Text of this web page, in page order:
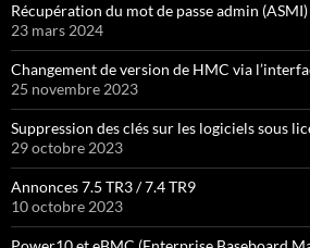
Récupération du mot de passe admin
23 mars 2024
Changement de version de HMC via
25 novembre 2023
Suppression des clés sur les logiciels sous
29 octobre 2023
Annonces 7.5 TR3 / 7.4 TR9
10 octobre 2023